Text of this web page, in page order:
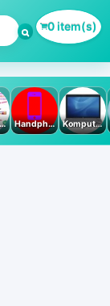
0 item(s)
Busana Muslim Handphone & Tablet Komputer PC & Laptop